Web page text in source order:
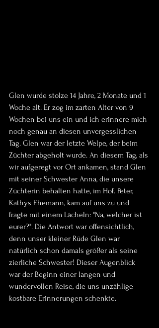
Glen wurde stolze 14 Jahre, 2 Monate und 1
Woche alt. Er zog im zarten Alter von 9
Wochen bei uns ein und ich erinnere mich
noch genau an diesen unvergesslichen
Tag. Glen war der letzte Welpe, der beim
Züchter abgeholt wurde. An diesem Tag, als
wir aufgeregt vor Ort ankamen, stand Glen
mit seiner Schwester Anna, die unsere
Züchterin behalten hatte, im Hof. Peter,
Kathys Ehemann, kam auf uns zu und
fragte mit einem Lächeln: "Na, welcher ist
eurer?". Die Antwort war offensichtlich,
denn unser kleiner Rüde Glen war
natürlich schon damals größer als seine
zierliche Schwester! Dieser Augenblick
war der Beginn einer langen und
wundervollen Reise, die uns unzählige
kostbare Erinnerungen schenkte.